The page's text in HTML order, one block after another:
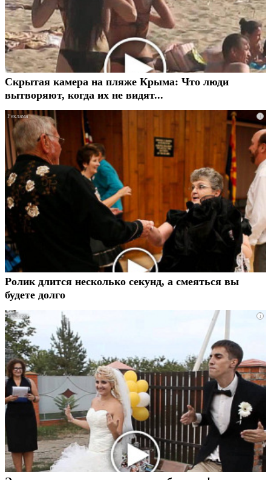
Скрытая камера на пляже Крыма: Что люди
вытворяют, когда их не видят...
i
Ролик длится несколько секунд, а смеяться вы
будете долго
i